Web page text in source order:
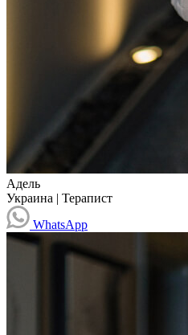
Адель
Украина | Терапист
WhatsApp